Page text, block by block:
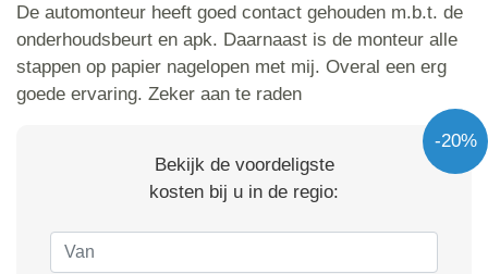
De automonteur heeft goed contact gehouden m.b.t. de
onderhoudsbeurt en apk. Daarnaast is de monteur alle
stappen op papier nagelopen met mij. Overal een erg
goede ervaring. Zeker aan te raden
-20%
Bekijk de voordeligste
kosten bij u in de regio: